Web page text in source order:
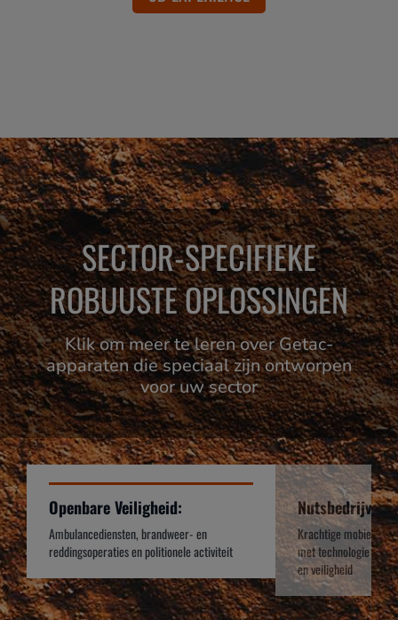
SECTOR-SPECIFIEKE
ROBUUSTE OPLOSSINGEN
Klik om meer te leren over Getac-
apparaten die speciaal zijn ontworpen
voor uw sector
Openbare Veiligheid:
Ambulancediensten, brandweer- en
reddingsoperaties en politionele activiteit
Nutsbedrijven:
Krachtige mobiele
met technologie
en veiligheid